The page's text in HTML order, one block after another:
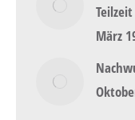
Teilzeit
März